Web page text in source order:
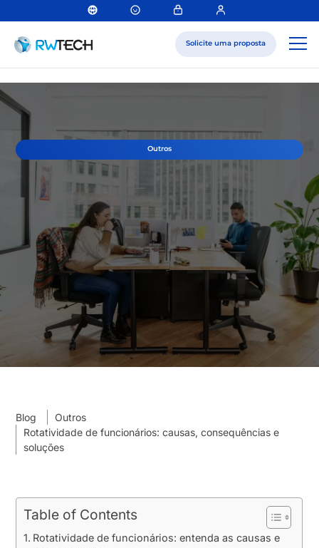
Solicite uma proposta
Outros
Blog
Outros
Rotatividade de funcionários: causas, consequências e
soluções
Table of Contents
Rotatividade de funcionários: entenda as causas e